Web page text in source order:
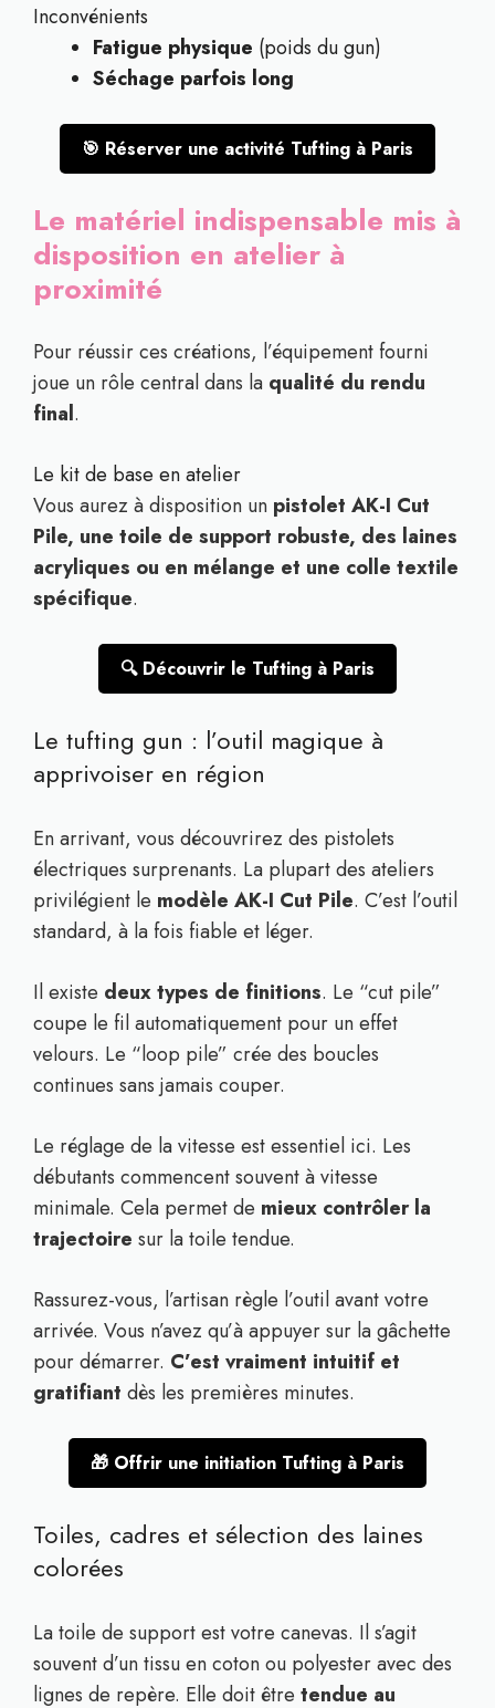
Inconvénients
Fatigue physique (poids du gun)
Séchage parfois long
🎯 Réserver une activité Tufting à Paris
Le matériel indispensable mis à
disposition en atelier à
proximité
Pour réussir ces créations, l’équipement fourni
joue un rôle central dans la qualité du rendu
final.
Le kit de base en atelier
Vous aurez à disposition un pistolet AK-I Cut
Pile, une toile de support robuste, des laines
acryliques ou en mélange et une colle textile
spécifique.
🔍 Découvrir le Tufting à Paris
Le tufting gun : l’outil magique à
apprivoiser en région
En arrivant, vous découvrirez des pistolets
électriques surprenants. La plupart des ateliers
privilégient le modèle AK-I Cut Pile. C’est l’outil
standard, à la fois fiable et léger.
Il existe deux types de finitions. Le “cut pile”
coupe le fil automatiquement pour un effet
velours. Le “loop pile” crée des boucles
continues sans jamais couper.
Le réglage de la vitesse est essentiel ici. Les
débutants commencent souvent à vitesse
minimale. Cela permet de mieux contrôler la
trajectoire sur la toile tendue.
Rassurez-vous, l’artisan règle l’outil avant votre
arrivée. Vous n’avez qu’à appuyer sur la gâchette
pour démarrer. C’est vraiment intuitif et
gratifiant dès les premières minutes.
🎁 Offrir une initiation Tufting à Paris
Toiles, cadres et sélection des laines
colorées
La toile de support est votre canevas. Il s’agit
souvent d’un tissu en coton ou polyester avec des
lignes de repère. Elle doit être tendue au